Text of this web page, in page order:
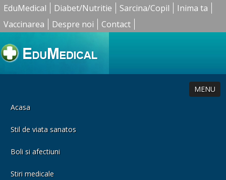
EduMedical Diabet/Nutritie Sarcina/Copil
Inima ta
Vaccinarea
Despre noi Contact
MENU
Acasa
Stil de viata sanatos
Boli si afectiuni
Stiri medicale